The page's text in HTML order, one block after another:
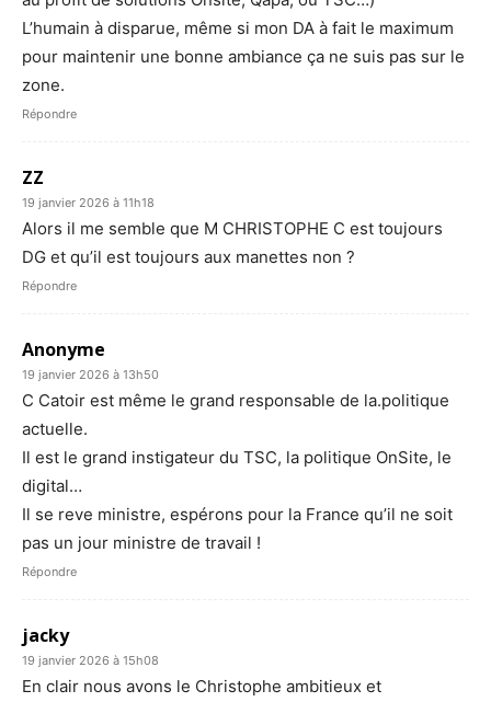
L’humain à disparue, même si mon DA à fait le maximum
pour maintenir une bonne ambiance ça ne suis pas sur le
zone.
Répondre
ZZ
19 janvier 2026 à 11h18
Alors il me semble que M CHRISTOPHE C est toujours
DG et qu’il est toujours aux manettes non ?
Répondre
Anonyme
19 janvier 2026 à 13h50
C Catoir est même le grand responsable de la.politique
actuelle.
Il est le grand instigateur du TSC, la politique OnSite, le
digital…
Il se reve ministre, espérons pour la France qu’il ne soit
pas un jour ministre de travail !
Répondre
jacky
19 janvier 2026 à 15h08
En clair nous avons le Christophe ambitieux et